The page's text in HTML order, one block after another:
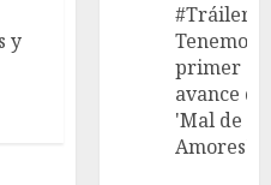
y
#Tráiler
Tenemos
primer
avance de
'Mal de
Amores'.